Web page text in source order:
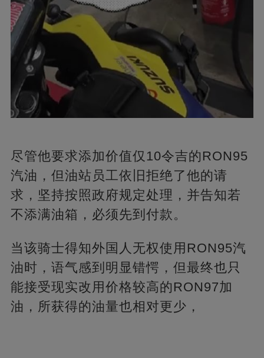
尽管他要求添加价值仅10令吉的RON95
汽油，但油站员工依旧拒绝了他的请
求，坚持按照政府规定处理，并告知若
不添满油箱，必须先到付款。
当该骑士得知外国人无权使用RON95汽
油时，语气感到明显错愕，但最终也只
能接受现实改用价格较高的RON97加
油，所获得的油量也相对更少，